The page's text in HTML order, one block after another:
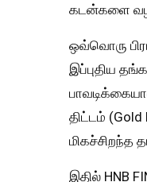
கடன்களை
ஒவ்வொரு
இப்புதிய
திட்டம்
மிகச்சிறந்த
இதில் HNB